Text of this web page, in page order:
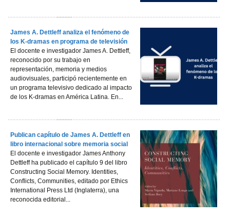
James A. Dettleff analiza el fenómeno de
los K-dramas en programa de televisión
El docente e investigador James A. Dettleff,
reconocido por su trabajo en
representación, memoria y medios
audiovisuales, participó recientemente en
un programa televisivo dedicado al impacto
de los K-dramas en América Latina. En...
Publican capítulo de James A. Dettleff en
libro internacional sobre memoria social
El docente e investigador James Anthony
Dettleff ha publicado el capítulo 9 del libro
Constructing Social Memory. Identities,
Conflicts, Communities, editado por Ethics
International Press Ltd (Inglaterra), una
reconocida editorial...